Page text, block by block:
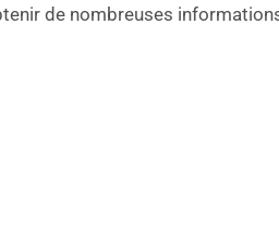
de nombreuses